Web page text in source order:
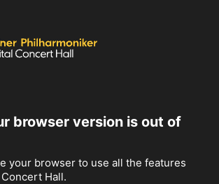
browser version is out of
your browser to use all the features
Hall.